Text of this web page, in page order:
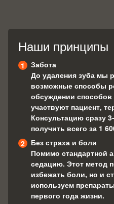
Наши принципы
Забота
До удаления зуба мы
возможные способы
обсуждении способов
участвуют пациент,
Консультацию сразу
получить всего за 1
Без страха и боли
Помимо стандартной
седацию. Этот метод
избежать боли, но и
используем
первого года жизни.